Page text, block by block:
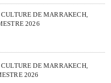
DE MARRAKECH,
2026
DE MARRAKECH,
2026